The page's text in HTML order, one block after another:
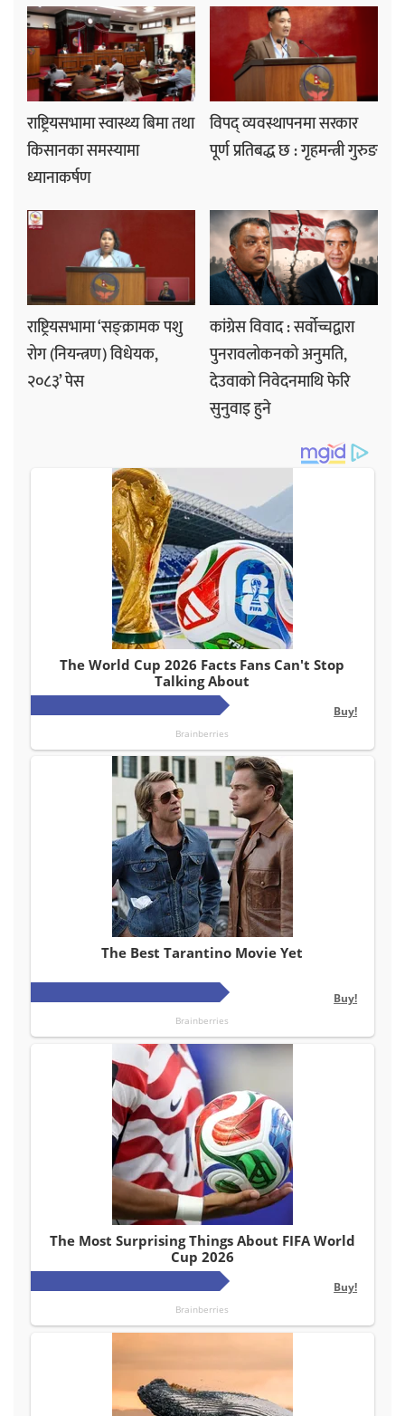
राष्ट्रियसभामा स्वास्थ्य बिमा तथा
किसानका समस्यामा
ध्यानाकर्षण
विपद् व्यवस्थापनमा सरकार
पूर्ण प्रतिबद्ध छ : गृहमन्त्री गुरुङ
राष्ट्रियसभामा ‘सङ्क्रामक पशु
रोग (नियन्त्रण) विधेयक,
२०८३’ पेस
कांग्रेस विवाद : सर्वोच्चद्वारा
पुनरावलोकनको अनुमति,
देउवाको निवेदनमाथि फेरि
सुनुवाइ हुने